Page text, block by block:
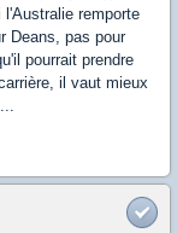
remporte
Deans, pas pour
pourrait prendre
il vaut mieux